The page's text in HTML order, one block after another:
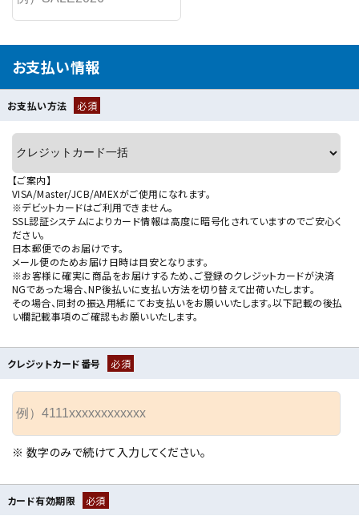
お支払い情報
お支払い方法 必須
【ご案内】
VISA/Master/JCB/AMEXがご使用になれます。
※デビットカードはご利用できません。
SSL認証システムによりカード情報は高度に暗号化されていますのでご安心く
ださい。
日本郵便でのお届けです。
メール便のためお届け日時は目安となります。
※お客様に確実に商品をお届けするため、ご登録のクレジットカードが決済
NGであった場合、NP後払いに支払い方法を切り替えて出荷いたします。
その場合、同封の振込用紙にてお支払いをお願いいたします。以下記載の後払
い欄記載事項のご確認もお願いいたします。
クレジットカード番号 必須
※ 数字のみで続けて入力してください。
カード有効期限 必須